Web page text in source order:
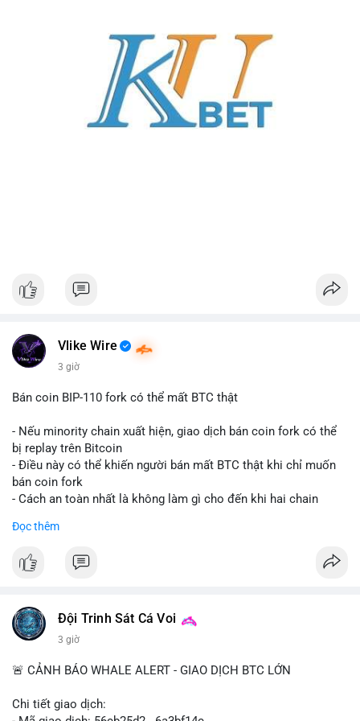
Vlike Wire
3 giờ
Bán coin BIP-110 fork có thể mất BTC thật
- Nếu minority chain xuất hiện, giao dịch bán coin fork có thể
bị replay trên Bitcoin
- Điều này có thể khiến người bán mất BTC thật khi chỉ muốn
bán coin fork
- Cách an toàn nhất là không làm gì cho đến khi hai chain
-#binancesquare
$btc
📰 Nguồn: CoinDesk
Đọc thêm
Đội Trinh Sát Cá Voi
3 giờ
🚨 CẢNH BÁO WHALE ALERT - GIAO DỊCH BTC LỚN
Chi tiết giao dịch: